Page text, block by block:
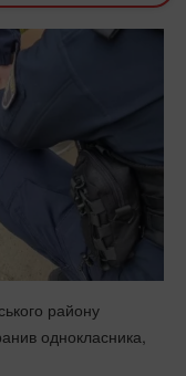
району
однокласника,